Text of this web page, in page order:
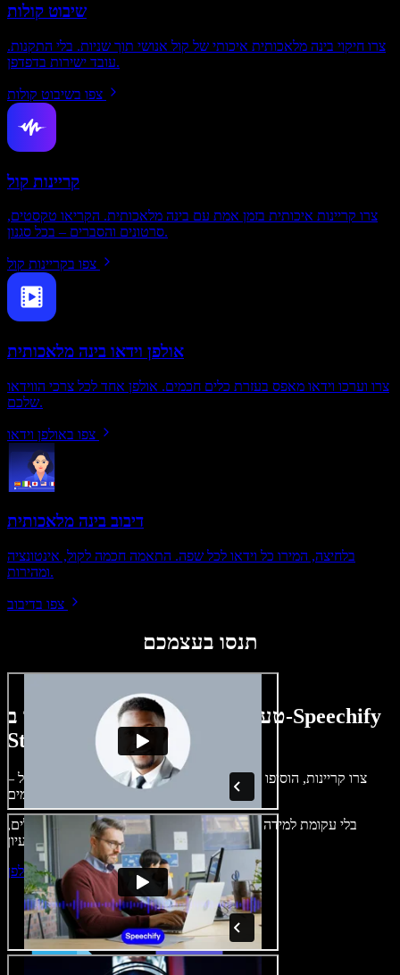
שיבוט קולות
צרו חיקוי בינה מלאכותית איכותי של קול אנושי תוך שניות. בלי התקנות.
עובד ישירות בדפדפן.
צפו בשיבוט קולות
קריינות קול
צרו קריינות איכותית בזמן אמת עם בינה מלאכותית. הקריאו טקסטים,
סרטונים והסברים – בכל סגנון.
צפו בקריינות קול
אולפן וידאו בינה מלאכותית
צרו וערכו וידאו מאפס בעזרת כלים חכמים. אולפן אחד לכל צרכי הווידאו
שלכם.
צפו באולפן וידאו
דיבוב בינה מלאכותית
בלחיצה, המירו כל וידאו לכל שפה. התאמה חכמה לקול, אינטונציה
ומהירות.
צפו בדיבוב
תנסו בעצמכם
טעימה קטנה ממה שתוכלו ליצור ב-Speechify
Studio.
צרו קריינות, הוסיפו תמונות ללא זכויות, אודיו, סרטונים ושיבוט קול –
בלי עקומת למידה – הכול זמין בדפדפן. יוצרי תוכן כבר לא מוגבלים,
התחילו ליצור באולפן